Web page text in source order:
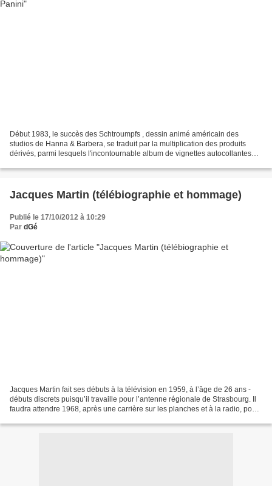
Début 1983, le succès des Schtroumpfs , dessin animé américain des
studios de Hanna & Barbera, se traduit par la multiplication des produits
dérivés, parmi lesquels l'incontournable album de vignettes autocollantes
Jacques Martin (télébiographie et hommage)
Publié le 17/10/2012 à 10:29
Par dGé
Jacques Martin fait ses débuts à la télévision en 1959, à l’âge de 26 ans -
débuts discrets puisqu’il travaille pour l’antenne régionale de Strasbourg. Il
faudra attendre 1968, après une carrière sur les planches et à la radio, pour